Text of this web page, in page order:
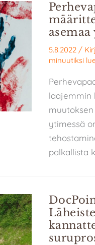
5.8.2022 /
minuutiksi
laajemmin
ytimessä
palkallista